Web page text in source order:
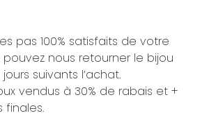
pas 100% satisfaits de votre
nous retourner le bijou
suivants l’achat.
vendus à 30% de rabais et +
finales.